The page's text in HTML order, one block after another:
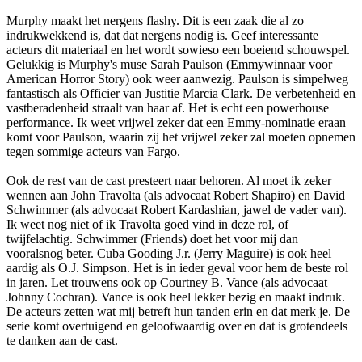
Murphy maakt het nergens flashy. Dit is een zaak die al zo
indrukwekkend is, dat dat nergens nodig is. Geef interessante
acteurs dit materiaal en het wordt sowieso een boeiend schouwspel.
Gelukkig is Murphy's muse Sarah Paulson (Emmywinnaar voor
American Horror Story) ook weer aanwezig. Paulson is simpelweg
fantastisch als Officier van Justitie Marcia Clark. De verbetenheid en
vastberadenheid straalt van haar af. Het is echt een powerhouse
performance. Ik weet vrijwel zeker dat een Emmy-nominatie eraan
komt voor Paulson, waarin zij het vrijwel zeker zal moeten opnemen
tegen sommige acteurs van Fargo.
Ook de rest van de cast presteert naar behoren. Al moet ik zeker
wennen aan John Travolta (als advocaat Robert Shapiro) en David
Schwimmer (als advocaat Robert Kardashian, jawel de vader van).
Ik weet nog niet of ik Travolta goed vind in deze rol, of
twijfelachtig. Schwimmer (Friends) doet het voor mij dan
vooralsnog beter. Cuba Gooding J.r. (Jerry Maguire) is ook heel
aardig als O.J. Simpson. Het is in ieder geval voor hem de beste rol
in jaren. Let trouwens ook op Courtney B. Vance (als advocaat
Johnny Cochran). Vance is ook heel lekker bezig en maakt indruk.
De acteurs zetten wat mij betreft hun tanden erin en dat merk je. De
serie komt overtuigend en geloofwaardig over en dat is grotendeels
te danken aan de cast.